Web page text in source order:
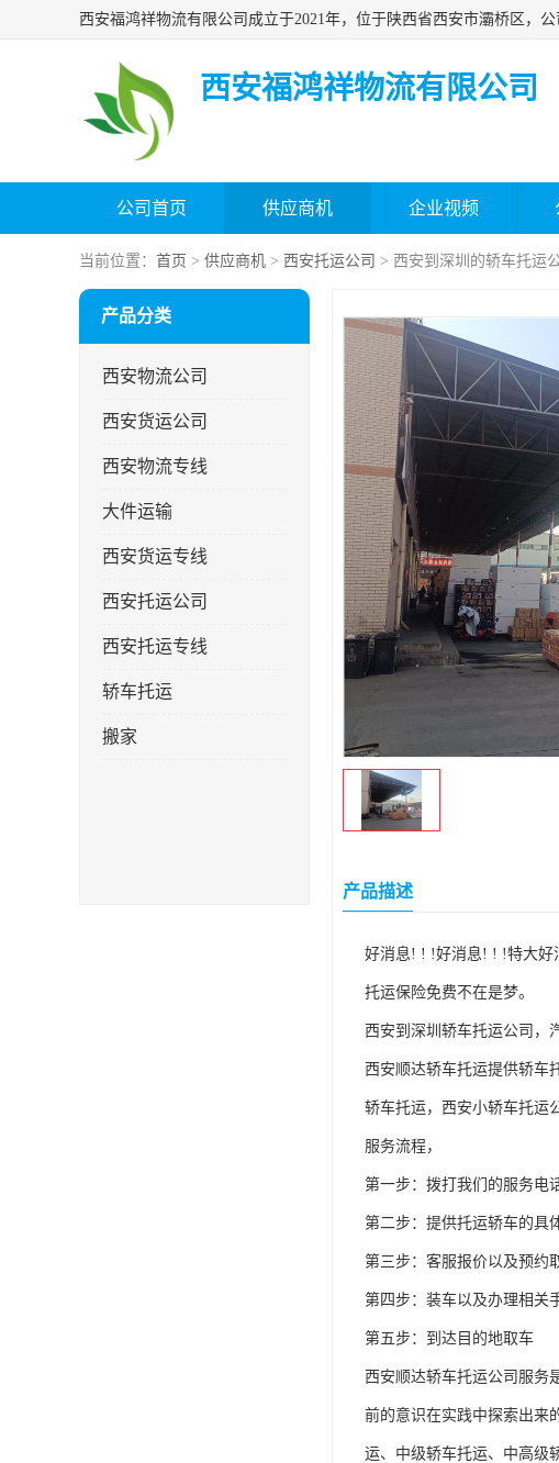
西安福鸿祥物流有限公司
公司首页 供应商机 企业视频
当前位置： 首页 > 供应商机 > 西安托运公司 > 西安到深圳的轿车托运
产品分类
西安物流公司
西安货运公司
西安物流专线
大件运输
西安货运专线
西安托运公司
西安托运专线
轿车托运
搬家
产品描述
好消息! ! !好消息! ! !特大好
托运保险免费不在是梦。
西安到深圳轿车托运公司，
西安顺达轿车托运提供轿车
轿车托运，西安小轿车托运
服务流程，
第一步：拨打我们的服务电
第二步：提供托运轿车的具
第三步：客服报价以及预约
第四步：装车以及办理相关
第五步：到达目的地取车
西安顺达轿车托运公司服务
前的意识在实践中探索出来
运、中级轿车托运、中高级